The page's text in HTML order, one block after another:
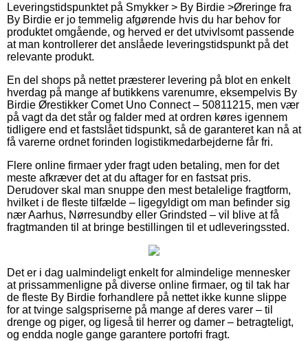
Leveringstidspunktet på Smykker > By Birdie >Øreringe fra
By Birdie er jo temmelig afgørende hvis du har behov for
produktet omgående, og herved er det utvivlsomt passende
at man kontrollerer det anslåede leveringstidspunkt på det
relevante produkt.
En del shops på nettet præsterer levering på blot en enkelt
hverdag på mange af butikkens varenumre, eksempelvis By
Birdie Ørestikker Comet Uno Connect – 50811215, men vær
på vagt da det står og falder med at ordren køres igennem
tidligere end et fastslået tidspunkt, så de garanteret kan nå at
få varerne ordnet forinden logistikmedarbejderne får fri.
Flere online firmaer yder fragt uden betaling, men for det
meste afkræver det at du aftager for en fastsat pris.
Derudover skal man snuppe den mest betalelige fragtform,
hvilket i de fleste tilfælde – ligegyldigt om man befinder sig
nær Aarhus, Nørresundby eller Grindsted – vil blive at få
fragtmanden til at bringe bestillingen til et udleveringssted.
Det er i dag ualmindeligt enkelt for almindelige mennesker
at prissammenligne på diverse online firmaer, og til tak har
de fleste By Birdie forhandlere på nettet ikke kunne slippe
for at tvinge salgspriserne på mange af deres varer – til
drenge og piger, og ligeså til herrer og damer – betragteligt,
og endda nogle gange garantere portofri fragt.